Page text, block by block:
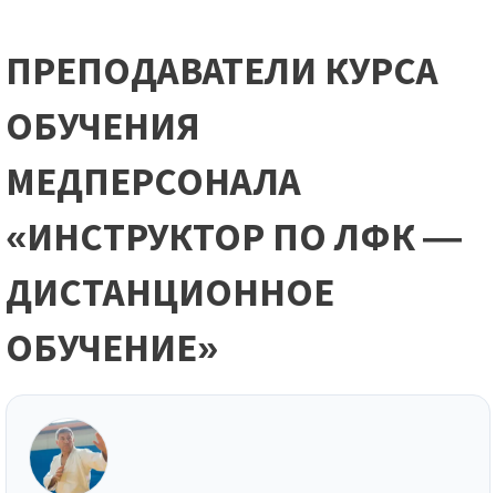
ПРЕПОДАВАТЕЛИ КУРСА
ОБУЧЕНИЯ
МЕДПЕРСОНАЛА
«ИНСТРУКТОР ПО ЛФК —
ДИСТАНЦИОННОЕ
ОБУЧЕНИЕ»